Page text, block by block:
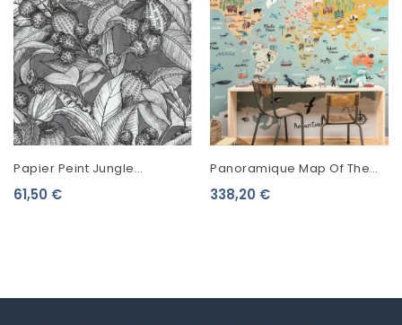
Papier Peint Jungle
Josephine Villa Rosalie Gris
61,50 €
Panoramique Map Of The
World Caselio Autour Du
338,20 €